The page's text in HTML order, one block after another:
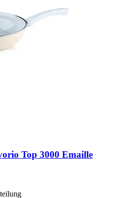
Top 3000 Emaille